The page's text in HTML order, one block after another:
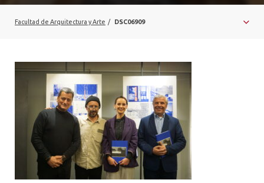
VINCULACIÓN CON EL MEDIO
PLATAFORMA VUT
Facultad de Arquitectura y Arte / DSC06909